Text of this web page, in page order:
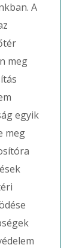
A
meg
egyik
meg